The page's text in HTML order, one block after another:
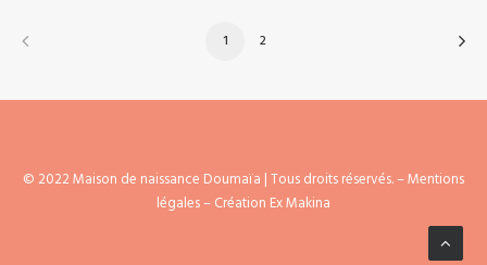
1 2
© 2022 Maison de naissance Doumaïa | Tous droits réservés. –Mentions
légales– Création Ex Makina